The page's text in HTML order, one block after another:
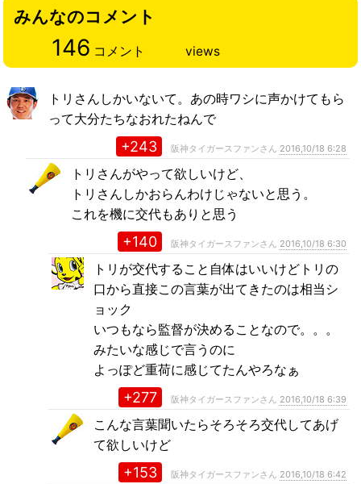
みんなのコメント
146 コメント views
トリさんしかいないて。あの時ワシに声かけてもら
って大分たちなおれたねんで
+243 阪神タイガースファンさん 2016,10/18 6:28
トリさんがやって欲しいけど、
トリさんしかおらんわけじゃないと思う。
これを機に交代もありと思う
+140 阪神タイガースファンさん 2016,10/18 6:30
トリが交代すること自体はいいけどトリの
口から直接この言葉が出てきたのは相当シ
ョック
いつもなら監督が決めることなので。。。
みたいな感じで言うのに
よっぽど重荷に感じてたんやろなぁ
+277 阪神タイガースファンさん 2016,10/18 6:39
こんな言葉聞いたらそろそろ交代してあげ
て欲しいけど
+153 阪神タイガースファンさん 2016,10/18 6:42